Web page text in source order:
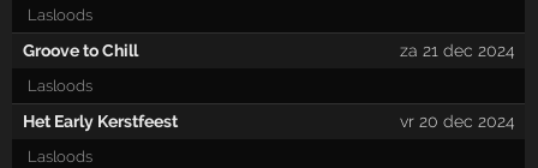
Lasloods
Groove to Chill za 21 dec 2024
Lasloods
Het Early Kerstfeest vr 20 dec 2024
Lasloods